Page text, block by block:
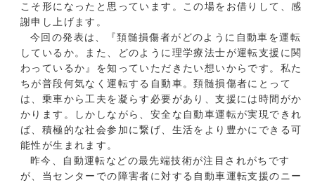
こそ形になったと思っています。この場をお借りして、感
謝申し上げます。
今回の発表は、『頚髄損傷者がどのように自動車を運転
しているか。また、どのように理学療法士が運転支援に関
わっているか』を知っていただきたい想いからです。私た
ちが普段何気なく運転する自動車。頚髄損傷者にとって
は、乗車から工夫を凝らす必要があり、支援には時間がか
かります。しかしながら、安全な自動車運転が実現できれ
ば、積極的な社会参加に繋げ、生活をより豊かにできる可
能性が生まれます。
昨今、自動運転などの最先端技術が注目されがちです
が、当センターでの障害者に対する自動車運転支援のニー